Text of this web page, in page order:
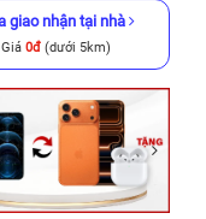
giao nhận tại nhà
Giá 0đ (dưới 5km)